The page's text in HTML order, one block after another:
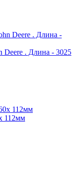
Deere . Длина - 3025
112мм